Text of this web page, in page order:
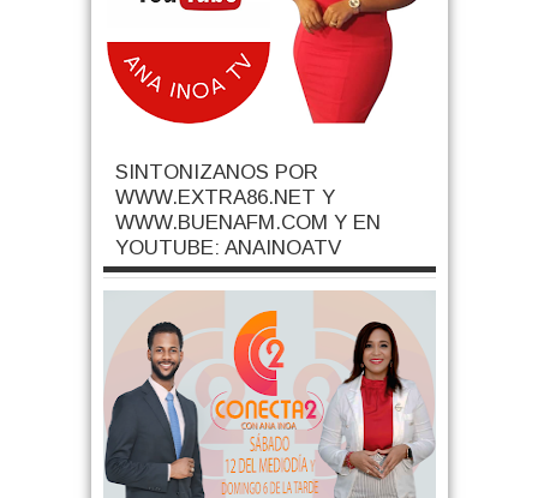
SINTONIZANOS POR
WWW.EXTRA86.NET Y
WWW.BUENAFM.COM Y EN
YOUTUBE: ANAINOATV